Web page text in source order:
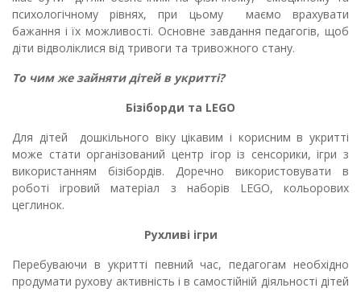
психологічному рівнях, при цьому маємо врахувати
бажання і їх можливості. Основне завдання педагогів, щоб
діти відволіклися від тривоги та тривожного стану.
То чим же зайняти дітей в укритті?
Бізіборди та LEGO
Для дітей дошкільного віку цікавим і корисним в укритті
може стати організований центр ігор із сенсорики, ігри з
використанням бізібордів. Доречно використовувати в
роботі ігровий матеріал з наборів LEGO, кольорових
цеглинок.
Рухливі ігри
Перебуваючи в укритті певний час, педагогам необхідно
продумати рухову активність і в самостійній діяльності дітей